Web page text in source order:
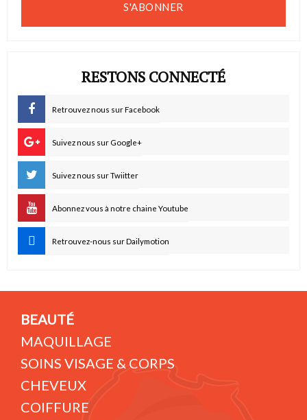
S'ABONNER
RESTONS CONNECTÉ
Retrouvez nous sur Facebook
Suivez nous sur Google+
Suivez nous sur Twiitter
Abonnez vous à notre chaine Youtube
Retrouvez-nous sur Dailymotion
BEAUTÉ
MAQUILLAGE
SOINS VISAGE & CORPS
CHEVEUX
COIFFURE